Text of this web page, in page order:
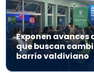
Exponen avances
que buscan
barrio valdiviano